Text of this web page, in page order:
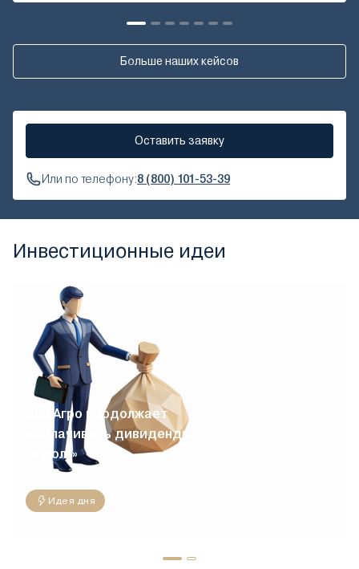
Больше наших кейсов
Оставить заявку
Или по телефону:8 (800) 101-53-39
Инвестиционные идеи
ФосАгро продолжает
выплачивать дивиденды
«в долг»
Идея дня